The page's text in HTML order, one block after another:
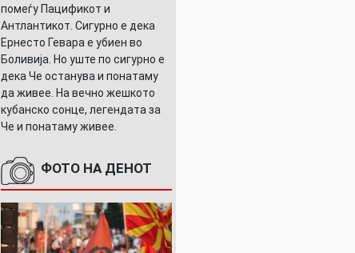
помеѓу Пацификот и
Антлантикот. Сигурно е дека
Ернесто Гевара е убиен во
Боливија. Но уште по сигурно е
дека Че останува и понатаму
да живее. На вечно жешкото
кубанско сонце, легендата за
Че и понатаму живее.
ФОТО НА ДЕНОТ